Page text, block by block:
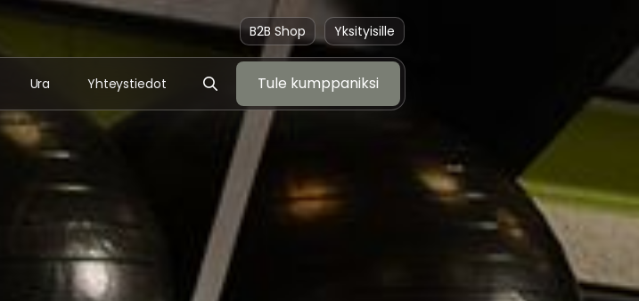
B2B Shop Yksityisille
Ura Yhteystiedot
Tule kumppaniksi
Tule kumppaniksi